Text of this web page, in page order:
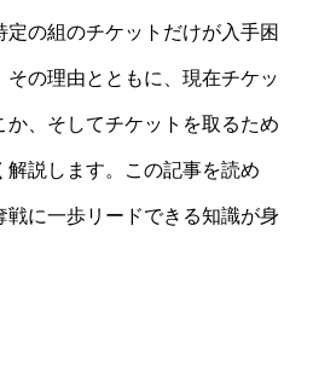
の組のチケットだけが入手困
の理由とともに、現在チケッ
か、そしてチケットを取るため
説します。この記事を読め
戦に一歩リードできる知識が身